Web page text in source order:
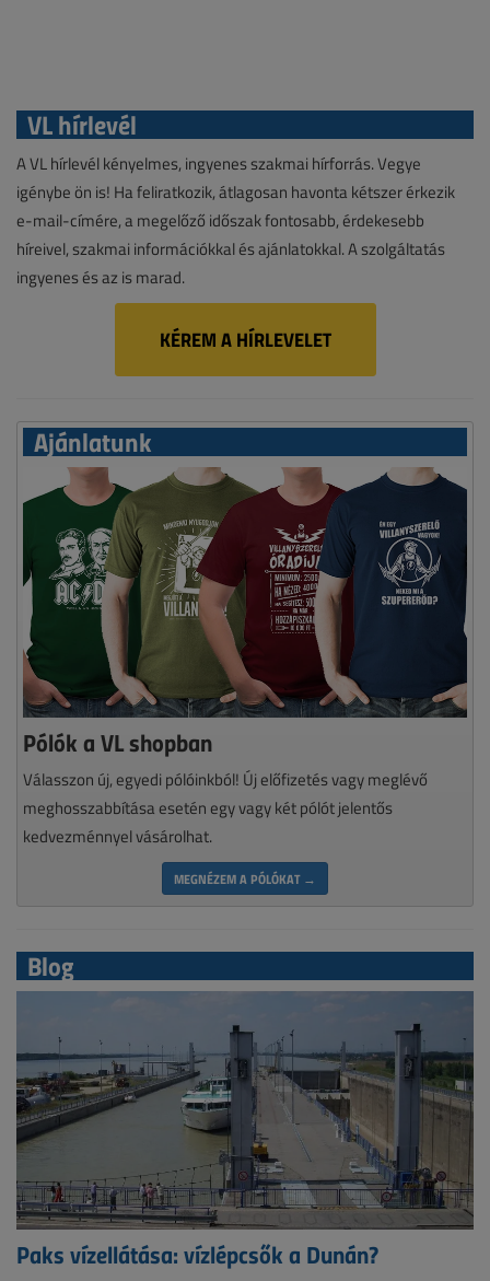
VL hírlevél
A VL hírlevél kényelmes, ingyenes szakmai hírforrás. Vegye
igénybe ön is! Ha feliratkozik, átlagosan havonta kétszer érkezik
e-mail-címére, a megelőző időszak fontosabb, érdekesebb
híreivel, szakmai információkkal és ajánlatokkal. A szolgáltatás
ingyenes és az is marad.
KÉREM A HÍRLEVELET
Ajánlatunk
Pólók a VL shopban
Válasszon új, egyedi pólóinkból! Új előfizetés vagy meglévő
meghosszabbítása esetén egy vagy két pólót jelentős
kedvezménnyel vásárolhat.
MEGNÉZEM A PÓLÓKAT →
Blog
Paks vízellátása: vízlépcsők a Dunán?